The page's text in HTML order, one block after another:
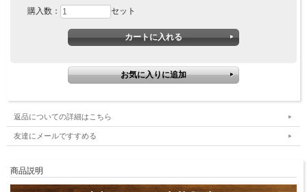
購入数： セット
返品についての詳細はこちら
友達にメールですすめる
商品説明